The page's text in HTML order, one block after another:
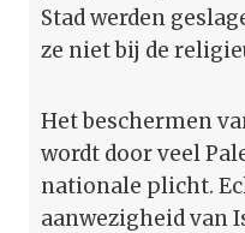
Stad werden
ze niet bij de
Het beschermen
wordt door veel
nationale plicht.
aanwezigheid van